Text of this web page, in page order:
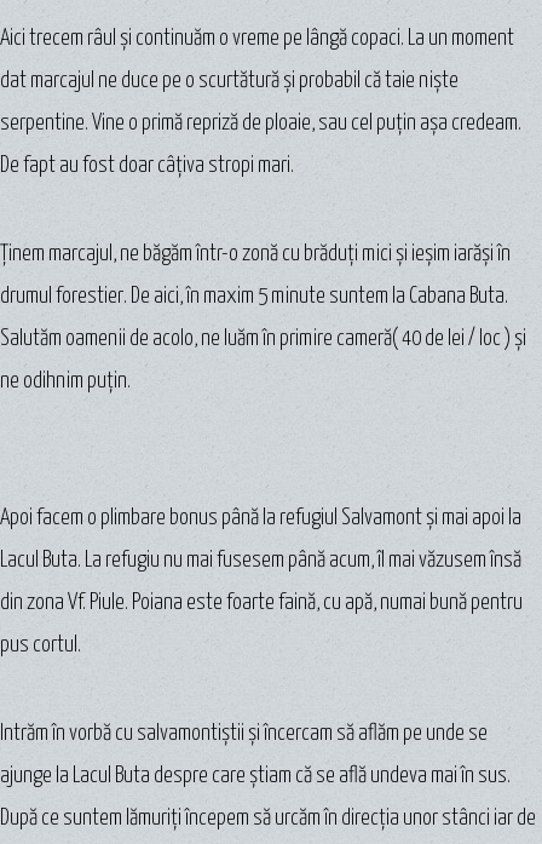
Aici trecem râul şi continuăm o vreme pe lângă copaci. La un moment
dat marcajul ne duce pe o scurtătură şi probabil că taie nişte
serpentine. Vine o primă repriză de ploaie, sau cel puţin aşa credeam.
De fapt au fost doar câţiva stropi mari.
Ţinem marcajul, ne băgăm într-o zonă cu brăduţi mici şi ieşim iarăşi în
drumul forestier. De aici, în maxim 5 minute suntem la Cabana Buta.
Salutăm oamenii de acolo, ne luăm în primire cameră( 40 de lei / loc ) şi
ne odihnim puţin.
Apoi facem o plimbare bonus până la refugiul Salvamont şi mai apoi la
Lacul Buta. La refugiu nu mai fusesem până acum, îl mai văzusem însă
din zona Vf. Piule. Poiana este foarte faină, cu apă, numai bună pentru
pus cortul.
Intrăm în vorbă cu salvamontiştii şi încercam să aflăm pe unde se
ajunge la Lacul Buta despre care ştiam că se află undeva mai în sus.
După ce suntem lămuriţi începem să urcăm în direcţia unor stânci iar de